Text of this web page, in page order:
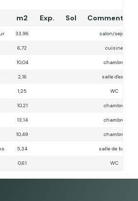
m2 Exp. Sol
33,96 salon/sejour
6,72 cuisine
10,04 chambre
2,16 salle d'eau
1,25 WC
10,21 chambre
13,14 chambre
10,49 chambre
5,34 salle de bain
0,61 WC